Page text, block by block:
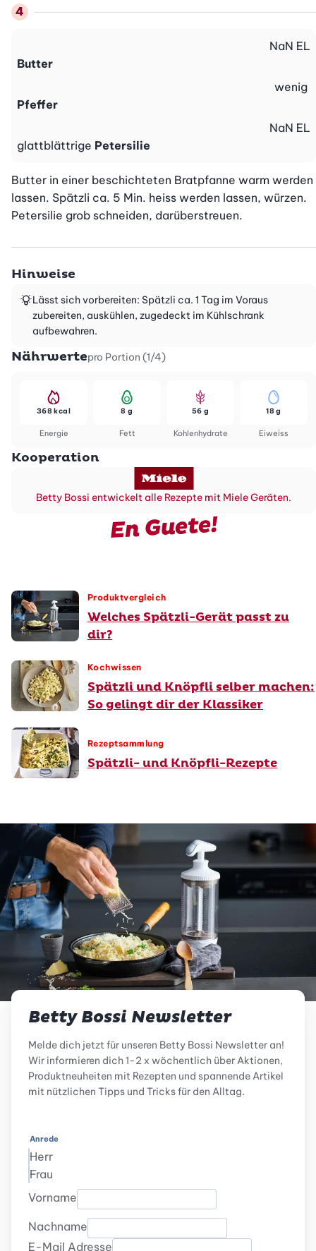
Butter
NaN EL
Pfeffer
wenig
glattblättrige Petersilie
NaN EL
Butter in einer beschichteten Bratpfanne warm werden
lassen. Spätzli ca. 5 Min. heiss werden lassen, würzen.
Petersilie grob schneiden, darüberstreuen.
Hinweise
Lässt sich vorbereiten: Spätzli ca. 1 Tag im Voraus
zubereiten, auskühlen, zugedeckt im Kühlschrank
aufbewahren.
Nährwertepro Portion (1/4)
Energie
368 kcal
Fett
8 g
Kohlenhydrate
56 g
Eiweiss
18 g
Kooperation
Betty Bossi entwickelt alle Rezepte mit Miele Geräten.
En Guete!
Produktvergleich
Welches Spätzli-Gerät passt zu
dir?
Kochwissen
Spätzli und Knöpfli selber machen:
So gelingt dir der Klassiker
Rezeptsammlung
Spätzli- und Knöpfli-Rezepte
Betty Bossi Newsletter
Melde dich jetzt für unseren Betty Bossi Newsletter an!
Wir informieren dich 1-2 x wöchentlich über Aktionen,
Produktneuheiten mit Rezepten und spannende Artikel
mit nützlichen Tipps und Tricks für den Alltag.
Anrede
Herr
Frau
Vorname
Nachname
E-Mail Adresse